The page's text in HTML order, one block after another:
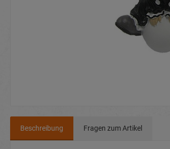
Beschreibung Fragen zum Artikel